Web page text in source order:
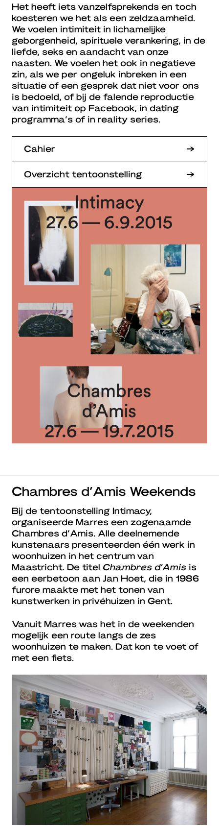
Het heeft iets vanzelfsprekends en toch
koesteren we het als een zeldzaamheid.
We voelen intimiteit in lichamelijke
geborgenheid, spirituele verankering, in de
liefde, seks en aandacht van onze
naasten. We voelen het ook in negatieve
zin, als we per ongeluk inbreken in een
situatie of een gesprek dat niet voor ons
is bedoeld, of bij de falende reproductie
van intimiteit op Facebook, in dating
programma’s of in reality series.
Cahier
Overzicht tentoonstelling
Chambres d’Amis Weekends
Bij de tentoonstelling Intimacy,
organiseerde Marres een zogenaamde
Chambres d’Amis. Alle deelnemende
kunstenaars presenteerden één werk in
woonhuizen in het centrum van
Maastricht. De titel Chambres d’Amis is
een eerbetoon aan Jan Hoet, die in 1986
furore maakte met het tonen van
kunstwerken in privéhuizen in Gent.
Vanuit Marres was het in de weekenden
mogelijk een route langs de zes
woonhuizen te maken. Dat kon te voet of
met een fiets.